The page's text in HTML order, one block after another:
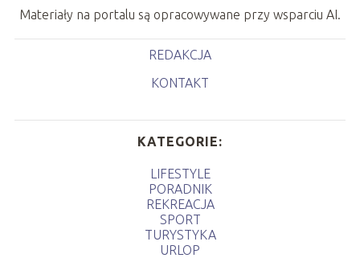
Materiały na portalu są opracowywane przy wsparciu AI.
REDAKCJA
KONTAKT
KATEGORIE:
LIFESTYLE
PORADNIK
REKREACJA
SPORT
TURYSTYKA
URLOP